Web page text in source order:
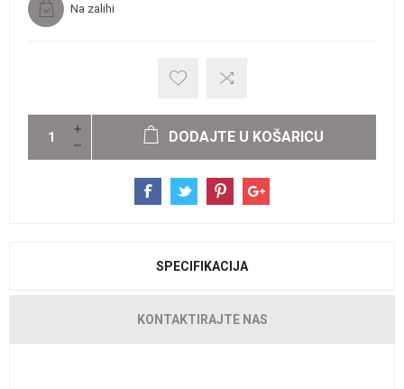
Na zalihi
DODAJTE U KOŠARICU
SPECIFIKACIJA
KONTAKTIRAJTE NAS